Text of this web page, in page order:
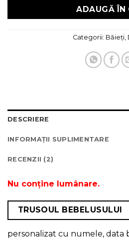
ADAUGĂ ÎN
Categorii: Băieți,
DESCRIERE
INFORMAȚII SUPLIMENTARE
RECENZII (2)
Nu conține lumânare.
TRUSOUL BEBELUSULUI
personalizat cu numele, data